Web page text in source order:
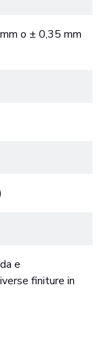
o ± 0,35 mm
e
finiture in